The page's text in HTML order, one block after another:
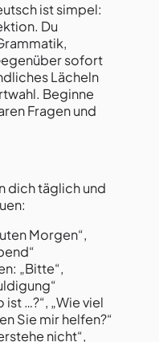
ist simpel:
Du
sofort
Lächeln
Beginne
Fragen und
dich täglich und
Morgen“,
„Bitte“,
…?“, „Wie viel
Sie mir helfen?“
nicht“,